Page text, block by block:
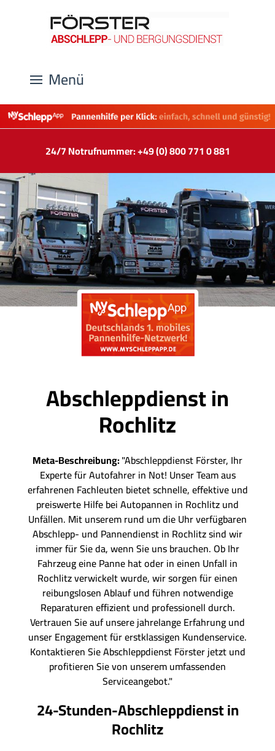
Menü
24/7 Notrufnummer: +49 (0) 800 771 0 881
Abschleppdienst in
Rochlitz
Meta-Beschreibung:"Abschleppdienst Förster, Ihr
Experte für Autofahrer in Not! Unser Team aus
erfahrenen Fachleuten bietet schnelle, effektive und
preiswerte Hilfe bei Autopannen in Rochlitz und
Unfällen. Mit unserem rund um die Uhr verfügbaren
Abschlepp- und Pannendienst in Rochlitz sind wir
immer für Sie da, wenn Sie uns brauchen. Ob Ihr
Fahrzeug eine Panne hat oder in einen Unfall in
Rochlitz verwickelt wurde, wir sorgen für einen
reibungslosen Ablauf und führen notwendige
Reparaturen effizient und professionell durch.
Vertrauen Sie auf unsere jahrelange Erfahrung und
unser Engagement für erstklassigen Kundenservice.
Kontaktieren Sie Abschleppdienst Förster jetzt und
profitieren Sie von unserem umfassenden
Serviceangebot."
24-Stunden-Abschleppdienst in
Rochlitz